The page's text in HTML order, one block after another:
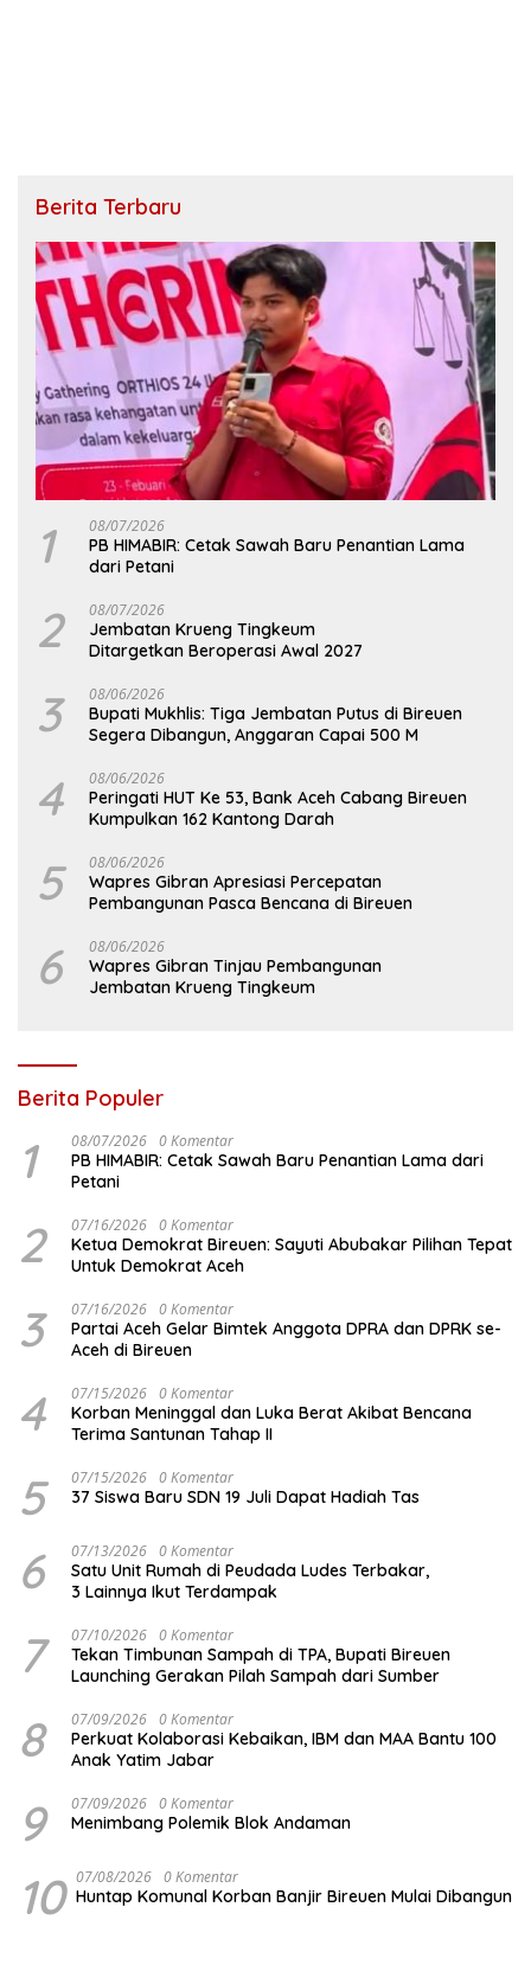
Berita Terbaru
1 08/07/2026
PB HIMABIR: Cetak Sawah Baru Penantian Lama
dari Petani
2 08/07/2026
Jembatan Krueng Tingkeum
Ditargetkan Beroperasi Awal 2027
3 08/06/2026
Bupati Mukhlis: Tiga Jembatan Putus di Bireuen
Segera Dibangun, Anggaran Capai 500 M
4 08/06/2026
Peringati HUT Ke 53, Bank Aceh Cabang Bireuen
Kumpulkan 162 Kantong Darah
5 08/06/2026
Wapres Gibran Apresiasi Percepatan
Pembangunan Pasca Bencana di Bireuen
6 08/06/2026
Wapres Gibran Tinjau Pembangunan
Jembatan Krueng Tingkeum
Berita Populer
1 08/07/2026 0 Komentar
PB HIMABIR: Cetak Sawah Baru Penantian Lama dari
Petani
2 07/16/2026 0 Komentar
Ketua Demokrat Bireuen: Sayuti Abubakar Pilihan Tepat
Untuk Demokrat Aceh
3 07/16/2026 0 Komentar
Partai Aceh Gelar Bimtek Anggota DPRA dan DPRK se-
Aceh di Bireuen
4 07/15/2026 0 Komentar
Korban Meninggal dan Luka Berat Akibat Bencana
Terima Santunan Tahap II
5 07/15/2026 0 Komentar
37 Siswa Baru SDN 19 Juli Dapat Hadiah Tas
6 07/13/2026 0 Komentar
Satu Unit Rumah di Peudada Ludes Terbakar,
3 Lainnya Ikut Terdampak
7 07/10/2026 0 Komentar
Tekan Timbunan Sampah di TPA, Bupati Bireuen
Launching Gerakan Pilah Sampah dari Sumber
8 07/09/2026 0 Komentar
Perkuat Kolaborasi Kebaikan, IBM dan MAA Bantu 100
Anak Yatim Jabar
9 07/09/2026 0 Komentar
Menimbang Polemik Blok Andaman
10 07/08/2026 0 Komentar
Huntap Komunal Korban Banjir Bireuen Mulai Dibangun